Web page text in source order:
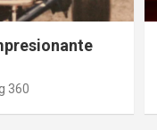
360